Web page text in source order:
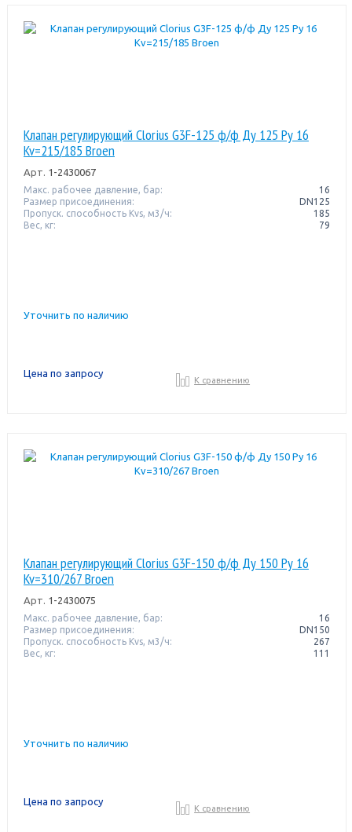
Клапан регулирующий Clorius G3F-125 ф/ф Ду 125 Ру 16
Kv=215/185 Broen
Арт. 1-2430067
Макс. рабочее давление, бар:
16
Размер присоединения:
DN125
Пропуск. способность Kvs, м3/ч:
185
Вес, кг:
79
Уточнить по наличию
Цена по запросу
К сравнению
Клапан регулирующий Clorius G3F-150 ф/ф Ду 150 Ру 16
Kv=310/267 Broen
Арт. 1-2430075
Макс. рабочее давление, бар:
16
Размер присоединения:
DN150
Пропуск. способность Kvs, м3/ч:
267
Вес, кг:
111
Уточнить по наличию
Цена по запросу
К сравнению